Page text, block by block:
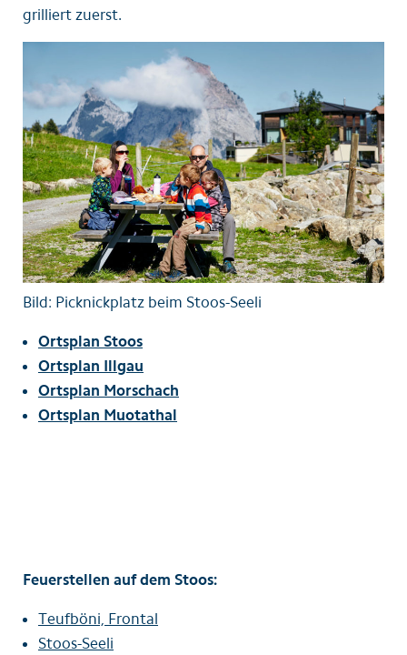
grilliert zuerst.
Bild: Picknickplatz beim Stoos-Seeli
Ortsplan Stoos
Ortsplan Illgau
Ortsplan Morschach
Ortsplan Muotathal
Feuerstellen auf dem Stoos:
Teufböni, Frontal
Stoos-Seeli